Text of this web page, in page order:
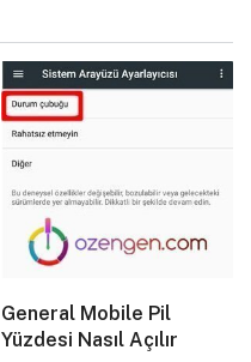
General Mobile Pil
Yüzdesi Nasıl Açılır